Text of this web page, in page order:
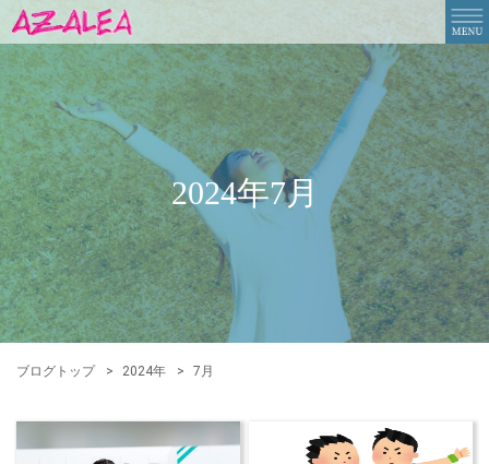
2024年7月
ブログトップ 2024年 7月